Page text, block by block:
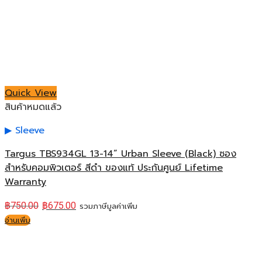
Quick View
สินค้าหมดแล้ว
Sleeve
Targus TBS934GL 13-14” Urban Sleeve (Black) ซอง
สำหรับคอมพิวเตอร์ สีดำ ของแท้ ประกันศูนย์ Lifetime
Warranty
฿750.00 ฿675.00 รวมภาษีมูลค่าเพิ่ม
อ่านเพิ่ม